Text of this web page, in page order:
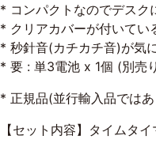
* コンパクトなのでデスク
* クリアカバーが付いてい
* 秒針音(カチカチ音)が気
* 要 : 単3電池 x 1個 (別売
* 正規品(並行輸入品では
【セット内容】タイムタ